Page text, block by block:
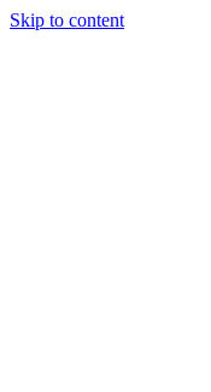
Skip to content